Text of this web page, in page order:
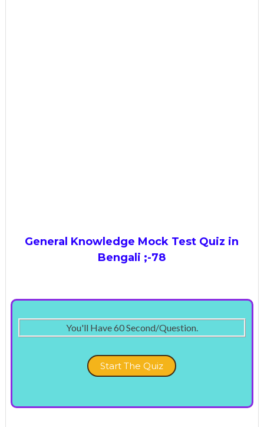
General Knowledge Mock Test Quiz in
Bengali ;-78
You'll Have 60 Second/Question.
Start The Quiz